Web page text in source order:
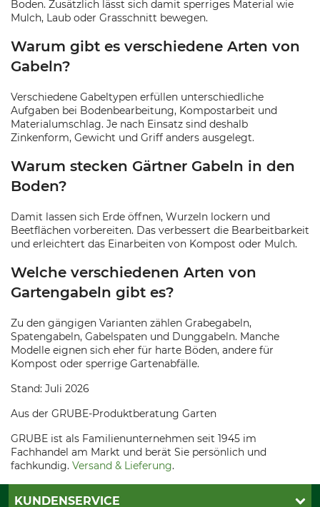
Boden. Zusätzlich lässt sich damit sperriges Material wie
Mulch, Laub oder Grasschnitt bewegen.
Warum gibt es verschiedene Arten von
Gabeln?
Verschiedene Gabeltypen erfüllen unterschiedliche
Aufgaben bei Bodenbearbeitung, Kompostarbeit und
Materialumschlag. Je nach Einsatz sind deshalb
Zinkenform, Gewicht und Griff anders ausgelegt.
Warum stecken Gärtner Gabeln in den
Boden?
Damit lassen sich Erde öffnen, Wurzeln lockern und
Beetflächen vorbereiten. Das verbessert die Bearbeitbarkeit
und erleichtert das Einarbeiten von Kompost oder Mulch.
Welche verschiedenen Arten von
Gartengabeln gibt es?
Zu den gängigen Varianten zählen Grabegabeln,
Spatengabeln, Gabelspaten und Dunggabeln. Manche
Modelle eignen sich eher für harte Böden, andere für
Kompost oder sperrige Gartenabfälle.
Stand: Juli 2026
Aus der GRUBE-Produktberatung Garten
GRUBE ist als Familienunternehmen seit 1945 im
Fachhandel am Markt und berät Sie persönlich und
fachkundig. Versand & Lieferung.
KUNDENSERVICE